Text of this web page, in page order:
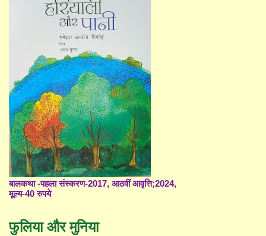
बालकथा -पहला संस्करण-2017, आठवीं आवृत्ति;2024,
मूल्य-40 रुपये
फुलिया और मुनिया